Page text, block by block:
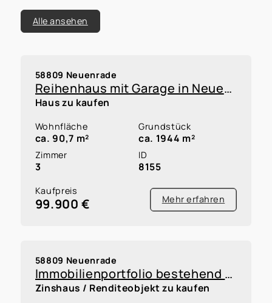
Alle ansehen
58809 Neuenrade
Reihenhaus mit Garage in Neuenrade zur Kapitalanlage oder Eigennutzung innerhalb einer WEG
Haus zu kaufen
Wohnfläche
ca. 90,7 m²
Grundstück
ca. 1944 m²
Zimmer
3
ID
8155
Kaufpreis
99.900 € Mehr erfahren
58809 Neuenrade
Immobilienportfolio bestehend aus 5 Reihenhäusern und 5 Garagen innerhalb einer WEG, Faktor 12,8
Zinshaus / Renditeobjekt zu kaufen